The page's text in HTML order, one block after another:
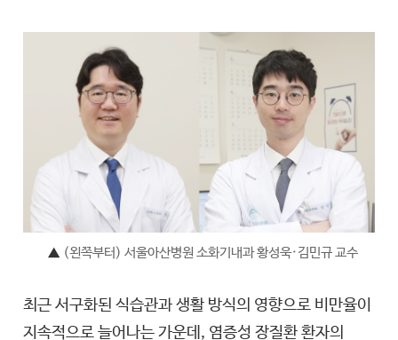
▲ (왼쪽부터) 서울아산병원 소화기내과 황성욱·김민규 교수
최근 서구화된 식습관과 생활 방식의 영향으로 비만율이
지속적으로 늘어나는 가운데, 염증성 장질환 환자의